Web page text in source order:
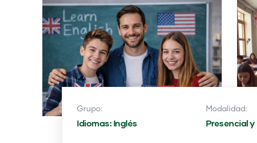
Grupo:
Idiomas: Inglés
Modalidad:
Presencial y